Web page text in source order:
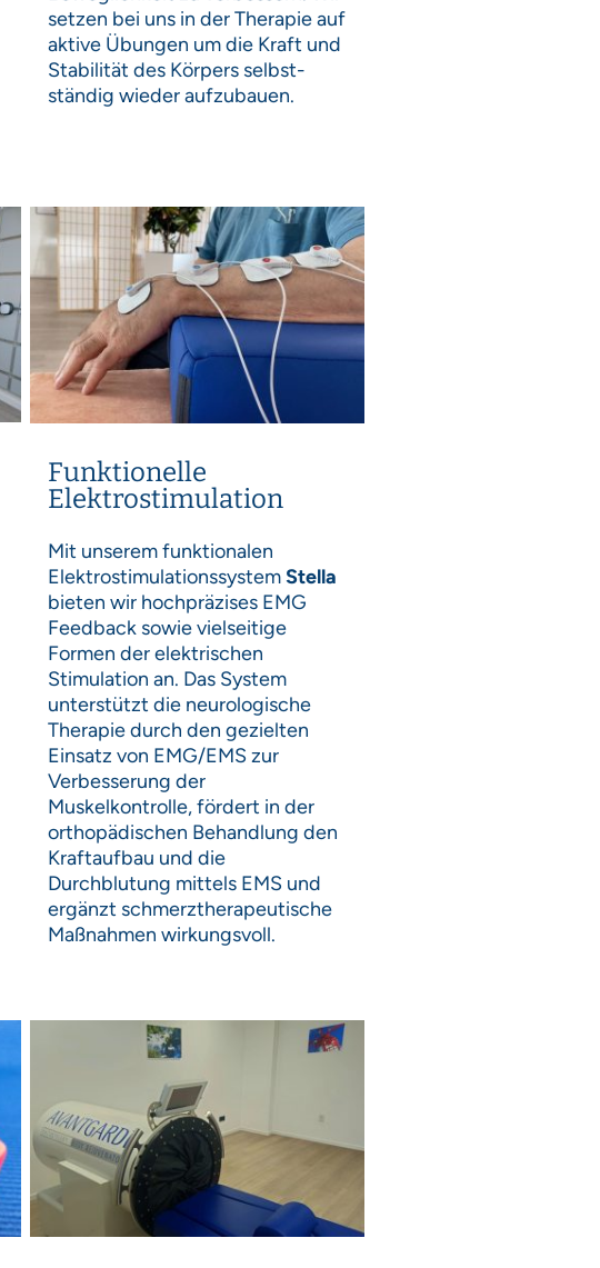
setzen bei uns in der Therapie auf
aktive Übungen um die Kraft und
Stabilität des Körpers selbst-
ständig wieder aufzubauen.
Funktionelle
Elektrostimulation
Mit unserem funktionalen
ElektrostimulationssystemStella
bieten wir hochpräzises EMG
Feedback sowie vielseitige
Formen der elektrischen
Stimulation an. Das System
unterstützt die neurologische
Therapie durch den gezielten
Einsatz von EMG/EMS zur
Verbesserung der
Muskelkontrolle, fördert in der
orthopädischen Behandlung den
Kraftaufbau und die
Durchblutung mittels EMS und
ergänzt schmerztherapeutische
Maßnahmen wirkungsvoll.